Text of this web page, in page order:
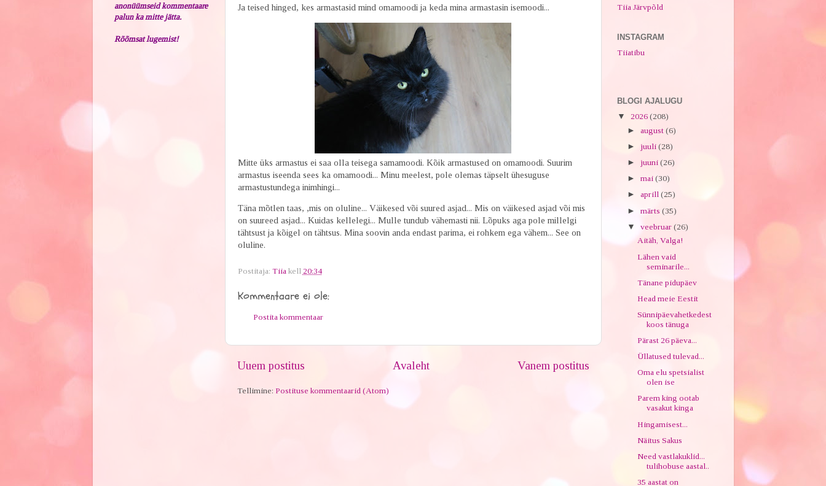
Ja teised hinged, kes armastasid mind omamoodi ja keda mina armastasin isemoodi...
Mitte üks armastus ei saa olla teisega samamoodi. Kõik armastused on omamoodi. Suurim
armastus iseenda sees ka omamoodi... Minu meelest, pole olemas täpselt ühesuguse
armastustundega inimhingi...
Täna mõtlen taas, ,mis on oluline... Väikesed või suured asjad... Mis on väikesed asjad või mis
on suureed asjad... Kuidas kellelegi... Mulle tundub vähemasti nii. Lõpuks aga pole millelgi
tähtsust ja kõigel on tähtsus. Mina soovin anda endast parima, ei rohkem ega vähem... See on
oluline.
Postitaja: Tiia kell 20:34
Kommentaare ei ole:
Postita kommentaar
Uuem postitus Vanem postitus
Avaleht
Tellimine: Postituse kommentaarid (Atom)
anonüümseid kommentaare
palun ka mitte jätta.
Rõõmsat lugemist!
Tiia Järvpõld
INSTAGRAM
Tiiatibu
BLOGI AJALUGU
▼ 2026 (208)
► august (6)
► juuli (28)
► juuni (26)
► mai (30)
► aprill (25)
► märts (35)
▼ veebruar (26)
Aitäh, Valga!
Lähen vaid
seminarile...
Tänane pidupäev
Head meie Eestit
Sünnipäevahetkedest
koos tänuga
Pärast 26 päeva...
Üllatused tulevad...
Oma elu spetsialist
olen ise
Parem king ootab
vasakut kinga
Hingamisest...
Näitus Sakus
Need vastlakuklid...
tulihobuse aastal..
35 aastat on